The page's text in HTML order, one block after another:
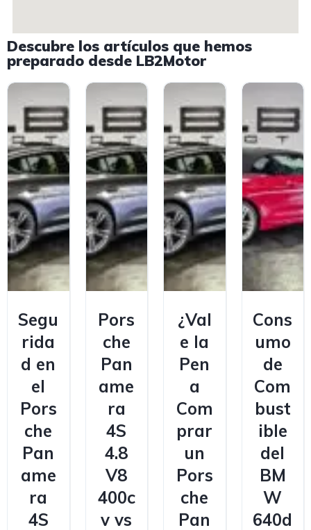
Descubre los artículos que hemos
preparado desde LB2Motor
Segu
rida
d en
el
Pors
che
Pan
ame
ra
4S
Pors
che
Pan
ame
ra
4S
4.8
V8
400c
v vs
¿Val
e la
Pen
a
Com
prar
un
Pors
che
Pan
Cons
umo
de
Com
bust
ible
del
BM
W
640d